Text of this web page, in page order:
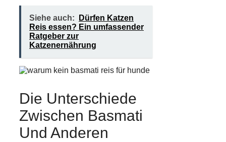
Siehe auch:
Dürfen Katzen
Reis essen? Ein umfassender
Ratgeber zur
Katzenernährung
Die Unterschiede
Zwischen Basmati
Und Anderen